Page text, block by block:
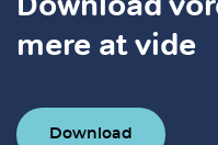
mere at vide
Download